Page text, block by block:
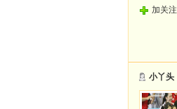
加关注
小丫头